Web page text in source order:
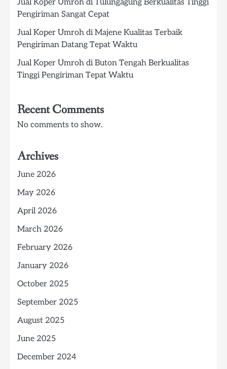
Jual Koper Umroh di Tulungagung Berkualitas Tinggi
Pengiriman Sangat Cepat
Jual Koper Umroh di Majene Kualitas Terbaik
Pengiriman Datang Tepat Waktu
Jual Koper Umroh di Buton Tengah Berkualitas
Tinggi Pengiriman Tepat Waktu
Recent Comments
No comments to show.
Archives
June 2026
May 2026
April 2026
March 2026
February 2026
January 2026
October 2025
September 2025
August 2025
June 2025
December 2024